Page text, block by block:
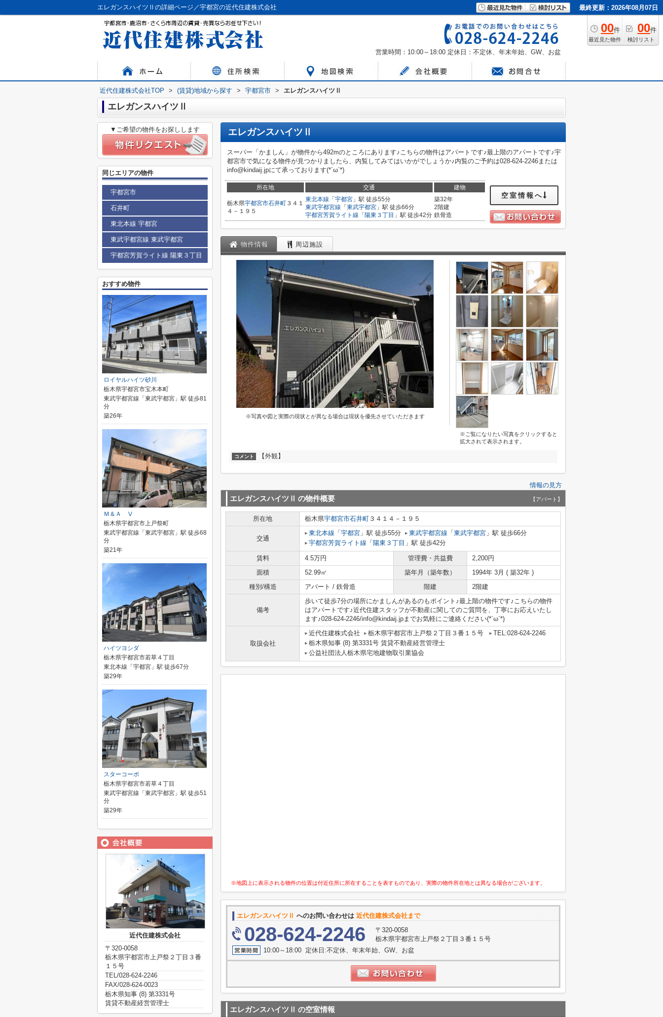
エレガンスハイツⅡの詳細ページ／宇都宮の近代住建株式会社 最終更新：2026年08月07日
00件
最近見た物件
00件
検討リスト
営業時間：10:00～18:00 定休日：不定休、年末年始、GW、お盆
近代住建株式会社TOP > (賃貸)地域から探す > 宇都宮市 > エレガンスハイツⅡ
エレガンスハイツⅡ
エレガンスハイツⅡ
スーパー「かましん」が物件から492mのところにあります♪こちらの物件はアパートです♪最上階のアパートです♪宇
都宮市で気になる物件が見つかりましたら、内覧してみてはいかがでしょうか♪内覧のご予約は028-624-2246または
info@kindaij.jpにて承っております(*´ω`*)
所在地 交通 建物
栃木県宇都宮市石井町 ３４１
４－１９５
東北本線 「 宇都宮 」駅 徒歩55分
東武宇都宮線 「 東武宇都宮 」駅 徒歩66分
宇都宮芳賀ライト線 「 陽東３丁目 」駅 徒歩42分
築32年
2階建
鉄骨造
空室情報へ
物件情報 周辺施設
※写真や図と実際の現状とが異なる場合は現状を優先させていただきます
※ご覧になりたい写真をクリックすると
拡大されて表示されます。
コメント 【外観】
情報の見方
エレガンスハイツⅡ の物件概要 【アパート】
所在地 栃木県宇都宮市石井町 ３４１４－１９５
交通
東北本線 「 宇都宮 」駅 徒歩55分 東武宇都宮線 「 東武宇都宮 」駅 徒歩66分
宇都宮芳賀ライト線 「 陽東３丁目 」駅 徒歩42分
賃料 4.5万円 管理費・共益費
2,200円
面積
52.99㎡ 築年月（築年数）
1994年 3月 ( 築32年 )
種別/構造
アパート / 鉄骨造 階建 2階建
備考
歩いて徒歩7分の場所にかましんがあるのもポイント♪最上階の物件です♪こちらの物件
はアパートです♪近代住建スタッフが不動産に関してのご質問を、丁寧にお応えいたし
ます♪028-624-2246/info@kindaij.jpまでお気軽にご連絡ください(*´ω`*)
取扱会社
近代住建株式会社 栃木県宇都宮市上戸祭２丁目３番１５号
TEL:028-624-2246
栃木県知事 (8) 第3331号 賃貸不動産経営管理士
公益社団法人栃木県宅地建物取引業協会
※地図上に表示される物件の位置は付近住所に所在することを表すものであり、実際の物件所在地とは異なる場合がございます。
エレガンスハイツⅡ へのお問い合わせは 近代住建株式会社まで
028-624-2246
〒320-0058
栃木県宇都宮市上戸祭２丁目３番１５号
10:00～18:00 定休日:不定休、年末年始、GW、お盆
エレガンスハイツⅡ の空室情報
▼ご希望の物件をお探しします
同じエリアの物件
宇都宮市
石井町
東北本線 宇都宮
東武宇都宮線 東武宇都宮
宇都宮芳賀ライト線 陽東３丁目
おすすめ物件
ロイヤルハイツ砂川
栃木県宇都宮市宝木本町
東武宇都宮線「東武宇都宮」駅 徒歩81
分
築26年
Ｍ＆Ａ Ⅴ
栃木県宇都宮市上戸祭町
東武宇都宮線「東武宇都宮」駅 徒歩68
分
築21年
ハイツヨシダ
栃木県宇都宮市若草４丁目
東北本線「宇都宮」駅 徒歩67分
築29年
スターコーポ
栃木県宇都宮市若草４丁目
東武宇都宮線「東武宇都宮」駅 徒歩51
分
築29年
近代住建株式会社
〒320-0058
栃木県宇都宮市上戸祭２丁目３番
１５号
TEL/028-624-2246
FAX/028-624-0023
栃木県知事 (8) 第3331号
賃貸不動産経営管理士